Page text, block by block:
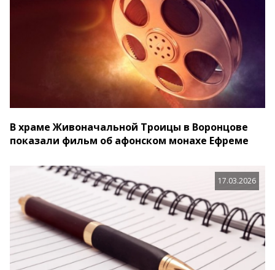
В храме Живоначальной Троицы в Воронцове
показали фильм об афонском монахе Ефреме
17.03.2026